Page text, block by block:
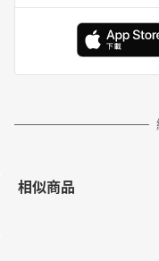
你的孩子過的是瞬息萬變
都要新、新、新。然而盲
地吸收新信息，並不保證
免以後再度發生類似的悲
你可以讓孩子玩電腦、
相似商品